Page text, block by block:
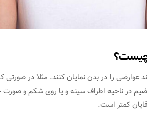
چیست؟
عوارضی را در بدن نمایان کنند. مثلا در
در ناحیه اطراف سینه و یا روی شکم و
کمتر است.